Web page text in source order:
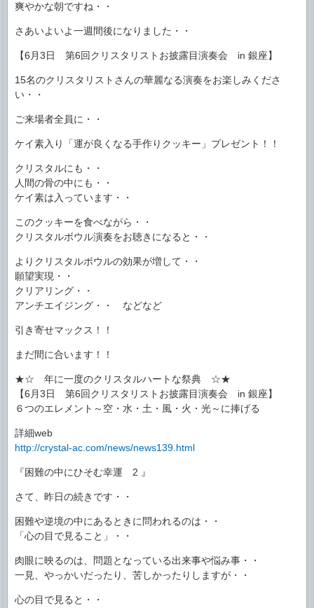
爽やかな朝ですね・・
さあいよいよ一週間後になりました・・
【6月3日 第6回クリスタリストお披露目演奏会 in 銀座】
15名のクリスタリストさんの華麗なる演奏をお楽しみくださ
い・・
ご来場者全員に・・
ケイ素入り「運が良くなる手作りクッキー」プレゼント！！
クリスタルにも・・
人間の骨の中にも・・
ケイ素は入っています・・
このクッキーを食べながら・・
クリスタルボウル演奏をお聴きになると・・
よりクリスタルボウルの効果が増して・・
願望実現・・
クリアリング・・
アンチエイジング・・ などなど
引き寄せマックス！！
まだ間に合います！！
★☆ 年に一度のクリスタルハートな祭典 ☆★
【6月3日 第6回クリスタリストお披露目演奏会 in 銀座】
６つのエレメント～空・水・土・風・火・光～に捧げる
詳細web
http://crystal-ac.com/news/news139.html
『困難の中にひそむ幸運 2 』
さて、昨日の続きです・・
困難や逆境の中にあるときに問われるのは・・
「心の目で見ること」・・
肉眼に映るのは、問題となっている出来事や悩み事・・
一見、やっかいだったり、苦しかったりしますが・・
心の目で見ると・・